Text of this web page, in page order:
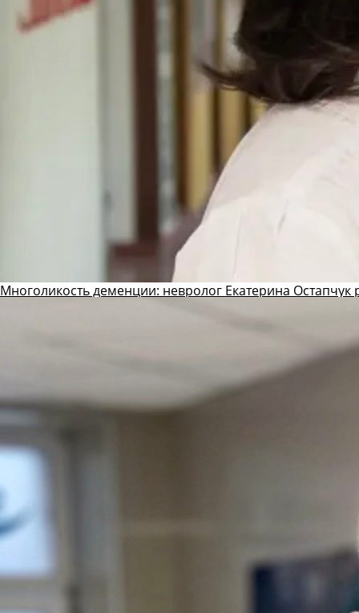
Многоликость деменции: невролог Екатерина Остапчук